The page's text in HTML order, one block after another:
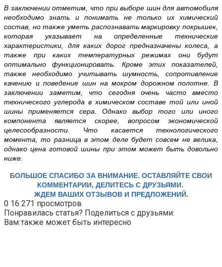
В заключении отметим, что при выборе шин для автомобиля
необходимо знать и понимать не только их химический
состав, но также уметь распознавать маркировку покрышек,
которая указывает на определенные технические
характеристики, для каких дорог предназначены колеса, а
также при каких температурных режимах они будут
оптимально функционировать. Кроме этих показателей,
также необходимо учитывать шумность, сопротивление
качению и поведение шин на мокром дорожном полотне. В
заключении заметим, что сегодня очень часто вместо
технического углерода в химическом составе той или иной
шины применяется сера. Однако выбор того или иного
компонента является скорее, вопросом экономической
целесообразности. Что касается технологического
момента, то разница в этом деле будет совсем не велика,
однако цена готовой шины при этом может быть довольно
ниже.
БОЛЬШОЕ СПАСИБО ЗА ВНИМАНИЕ. ОСТАВЛЯЙТЕ СВОИ
КОММЕНТАРИИ, ДЕЛИТЕСЬ С ДРУЗЬЯМИ.
ЖДЕМ ВАШИХ ОТЗЫВОВ И ПРЕДЛОЖЕНИЙ.
0 16 271 просмотров
Понравилась статья? Поделиться с друзьями:
Вам также может быть интересно